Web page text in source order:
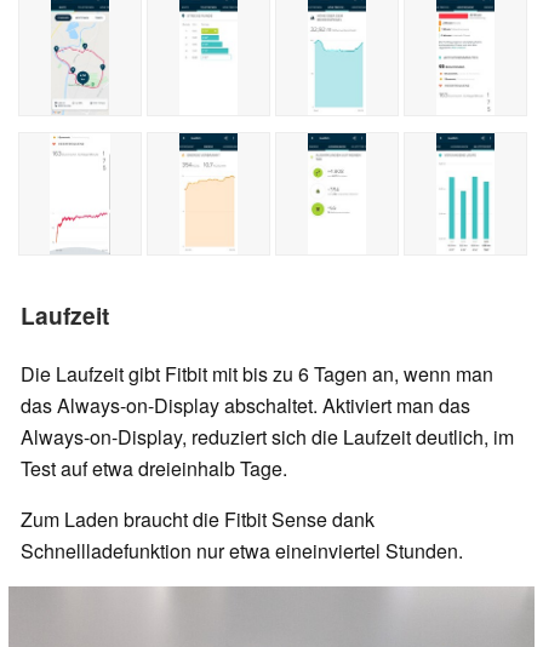
Laufzeit
Die Laufzeit gibt Fitbit mit bis zu 6 Tagen an, wenn man
das Always-on-Display abschaltet. Aktiviert man das
Always-on-Display, reduziert sich die Laufzeit deutlich, im
Test auf etwa dreieinhalb Tage.
Zum Laden braucht die Fitbit Sense dank
Schnellladefunktion nur etwa eineinviertel Stunden.